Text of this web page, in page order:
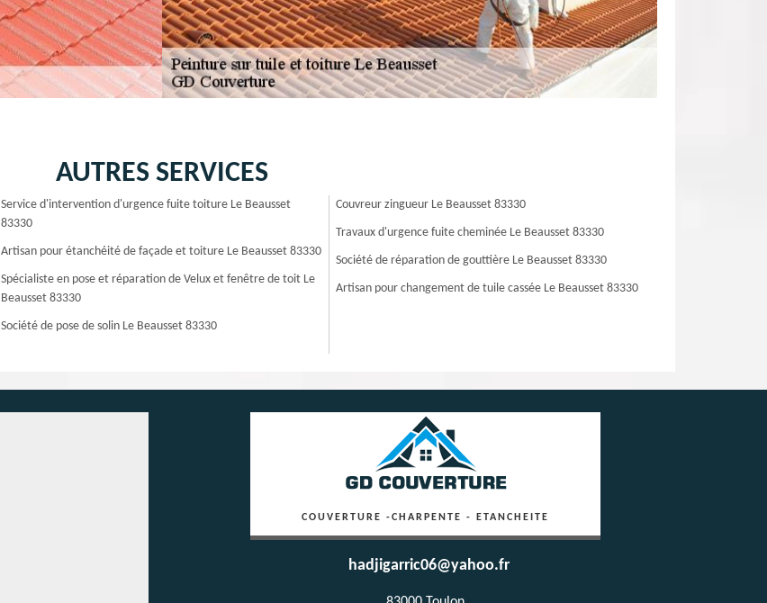
AUTRES SERVICES
Service d'intervention d'urgence fuite toiture Le Beausset
83330
Artisan pour étanchéité de façade et toiture Le Beausset 83330
Spécialiste en pose et réparation de Velux et fenêtre de toit Le
Beausset 83330
Société de pose de solin Le Beausset 83330
Couvreur zingueur Le Beausset 83330
Travaux d'urgence fuite cheminée Le Beausset 83330
Société de réparation de gouttière Le Beausset 83330
Artisan pour changement de tuile cassée Le Beausset 83330
COUVERTURE -CHARPENTE - ETANCHEITE
hadjigarric06@yahoo.fr